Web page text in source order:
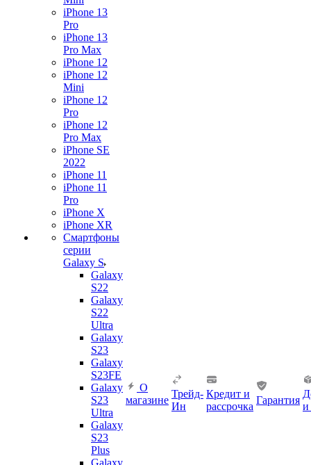
iPhone 13
Pro
iPhone 13
Pro Max
iPhone 12
iPhone 12
Mini
iPhone 12
Pro
iPhone 12
Pro Max
iPhone SE
2022
iPhone 11
iPhone 11
Pro
iPhone X
iPhone XR
Смартфоны
серии
Galaxy S
Galaxy
S22
Galaxy
S22
Ultra
Galaxy
S23
Galaxy
S23FE
Galaxy
S23
Ultra
Galaxy
S23
Plus
Galaxy
О
магазине
Трейд-
Ин
Кредит и
рассрочка
Гарантия
и